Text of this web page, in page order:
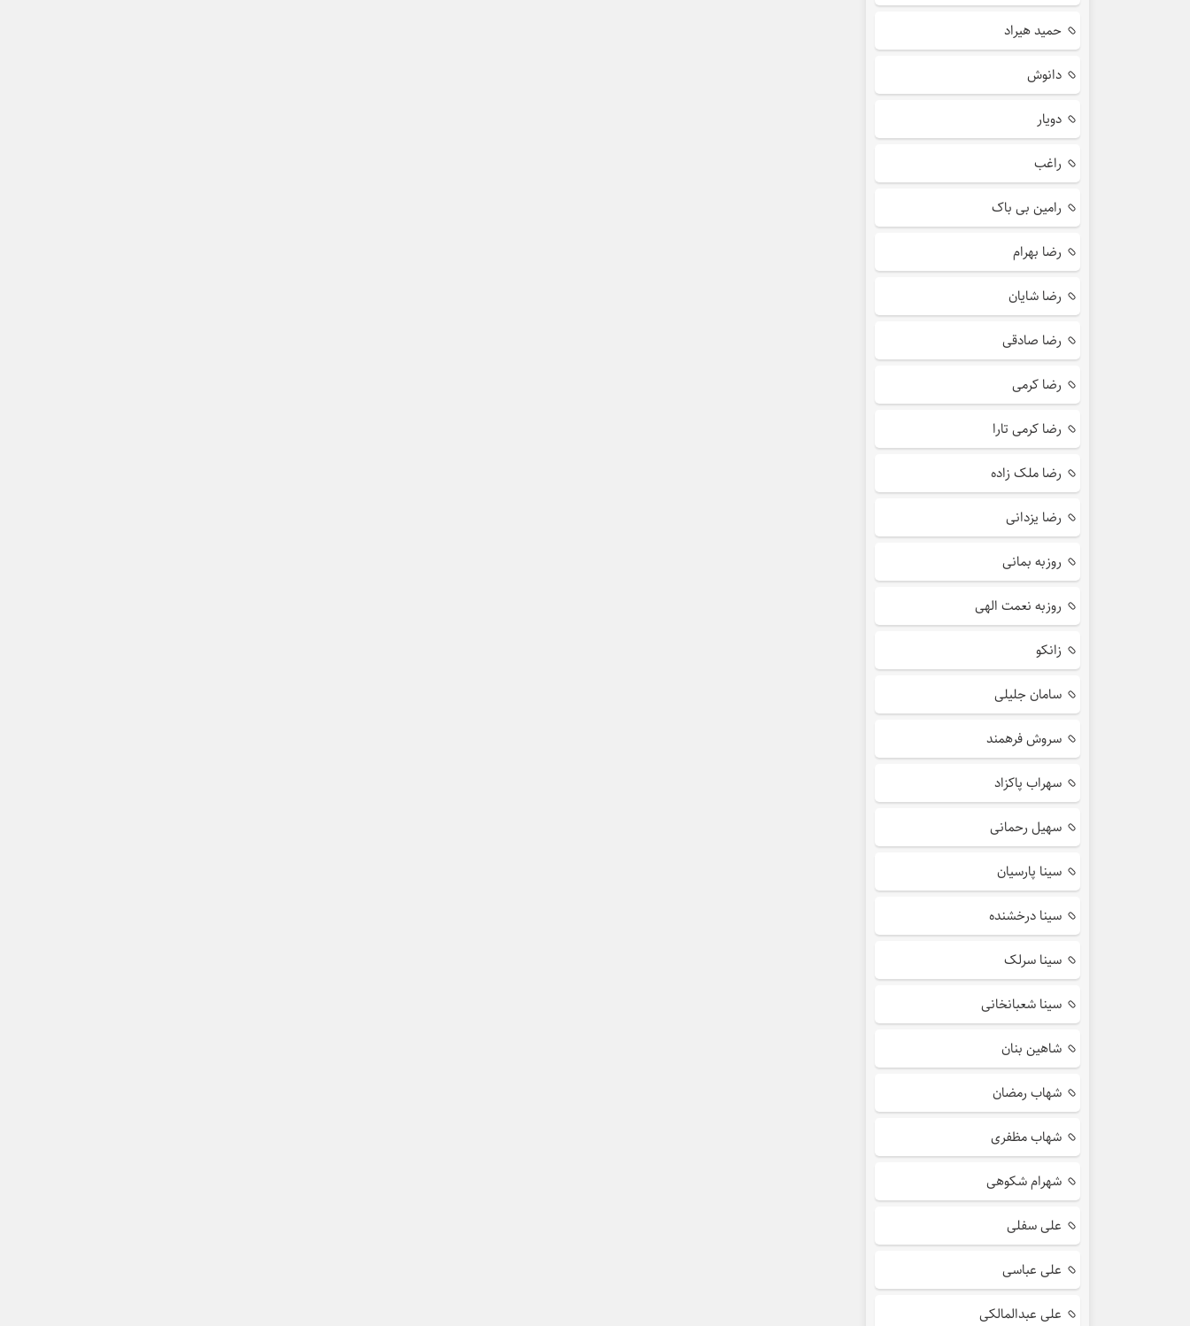
حمید هیراد
دانوش
دویار
راغب
رامین بی باک
رضا بهرام
رضا شایان
رضا صادقی
رضا کرمی
رضا کرمی تارا
رضا ملک زاده
رضا یزدانی
روزبه بمانی
روزبه نعمت الهی
زانکو
سامان جلیلی
سروش فرهمند
سهراب پاکزاد
سهیل رحمانی
سینا پارسیان
سینا درخشنده
سینا سرلک
سینا شعبانخانی
شاهین بنان
شهاب رمضان
شهاب مظفری
شهرام شکوهی
علی سفلی
علی عباسی
علی عبدالمالکی